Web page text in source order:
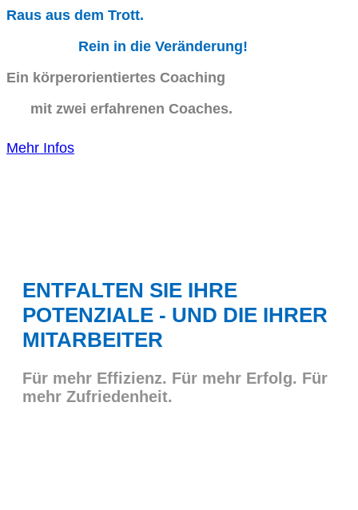
Raus aus dem Trott.
Rein in die Veränderung!
Ein körperorientiertes Coaching
mit zwei erfahrenen Coaches.
Mehr Infos
ENTFALTEN SIE IHRE
POTENZIALE - UND DIE IHRER
MITARBEITER
Für mehr Effizienz. Für mehr Erfolg. Für
mehr Zufriedenheit.